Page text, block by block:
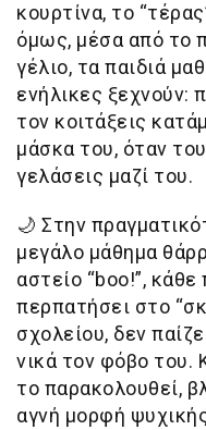
κουρτίνα, το
όμως, μέσα από το
γέλιο, τα παιδιά
ενήλικες ξεχνούν:
τον κοιτάξεις
μάσκα του, όταν
γελάσεις μαζί του.
🌙 Στην
μεγάλο μάθημα
αστείο “boo!”,
περπατήσει στο
σχολείου, δεν
νικά τον φόβο του.
το παρακολουθεί,
αγνή μορφή